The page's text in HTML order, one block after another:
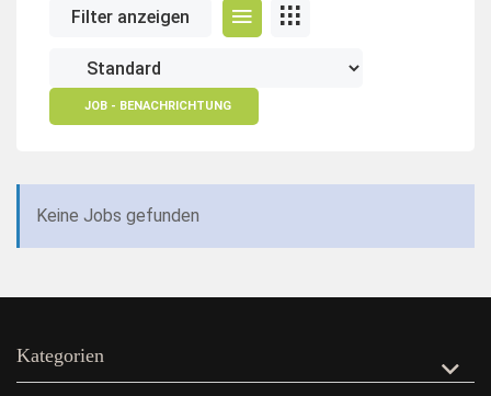
Filter anzeigen
JOB - BENACHRICHTUNG
Keine Jobs gefunden
Kategorien